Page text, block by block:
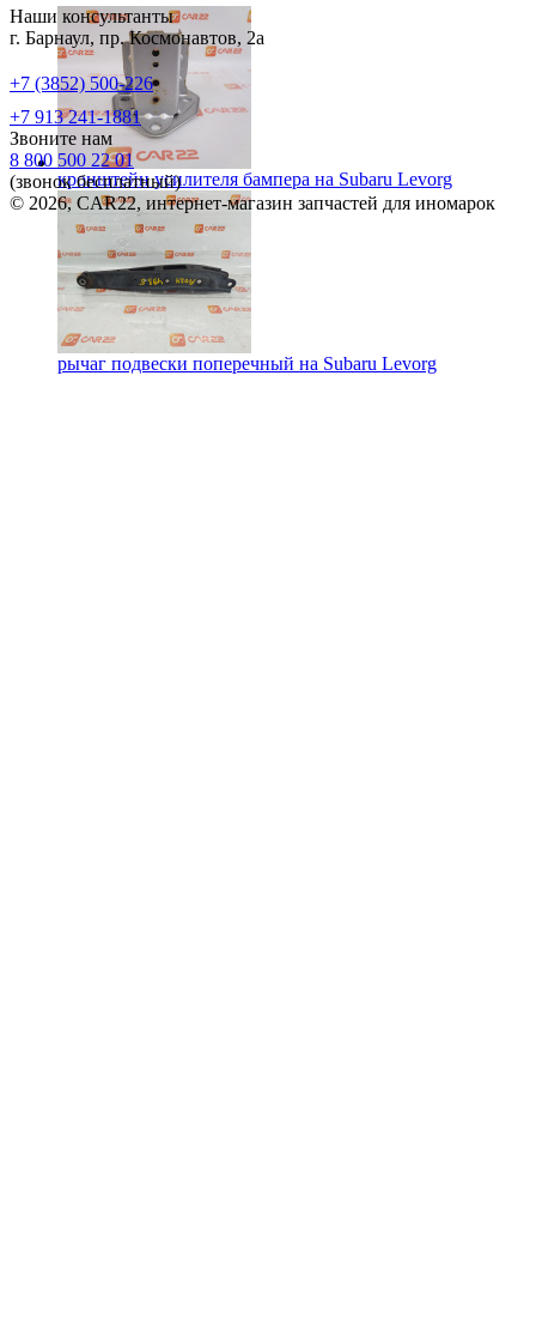
кронштейн усилителя бампера на Subaru Levorg
рычаг подвески поперечный на Subaru Levorg
Наши консультанты
г. Барнаул, пр. Космонавтов, 2а
+7 (3852) 500-226
+7 913 241-1881
Звоните нам
8 800 500 22 01
(звонок бесплатный)
© 2026, CAR22, интернет-магазин запчастей для иномарок